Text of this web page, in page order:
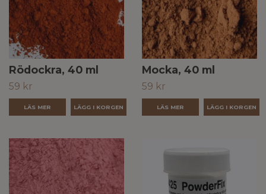
Rödockra, 40 ml
59 kr
LÄS MER
Mocka, 40 ml
59 kr
LÄS MER